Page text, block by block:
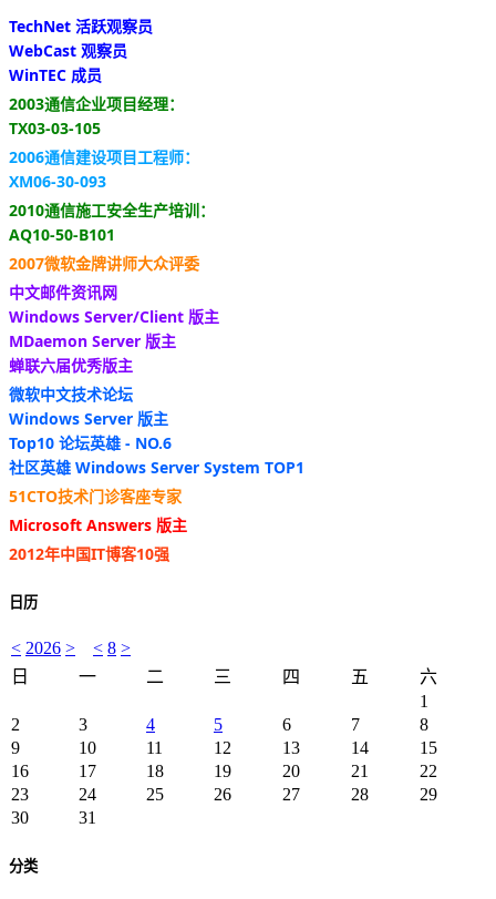
TechNet 活跃观察员
WebCast 观察员
WinTEC 成员
2003通信企业项目经理：
TX03-03-105
2006通信建设项目工程师：
XM06-30-093
2010通信施工安全生产培训：
AQ10-50-B101
2007微软金牌讲师大众评委
中文邮件资讯网
Windows Server/Client 版主
MDaemon Server 版主
蝉联六届优秀版主
微软中文技术论坛
Windows Server 版主
Top10 论坛英雄 - NO.6
社区英雄 Windows Server System TOP1
51CTO技术门诊客座专家
Microsoft Answers 版主
2012年中国IT博客10强
日历
< 2026 > < 8 >
日
一 二 三 四 五
六
1
2
3 4 5 6 7
8
9
10 11 12 13 14
15
16
17 18 19 20 21
22
23
24 25 26 27 28
29
30
31
分类